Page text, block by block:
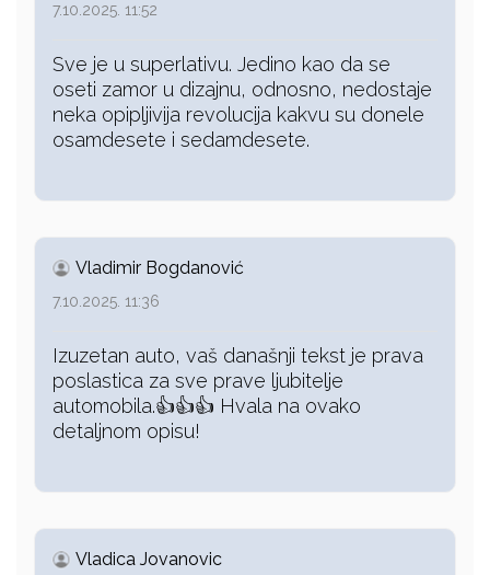
7.10.2025. 11:52
Sve je u superlativu. Jedino kao da se
oseti zamor u dizajnu, odnosno, nedostaje
neka opipljivija revolucija kakvu su donele
osamdesete i sedamdesete.
Vladimir Bogdanović
7.10.2025. 11:36
Izuzetan auto, vaš današnji tekst je prava
poslastica za sve prave ljubitelje
automobila.👍👍👍 Hvala na ovako
detaljnom opisu!
Vladica Jovanovic